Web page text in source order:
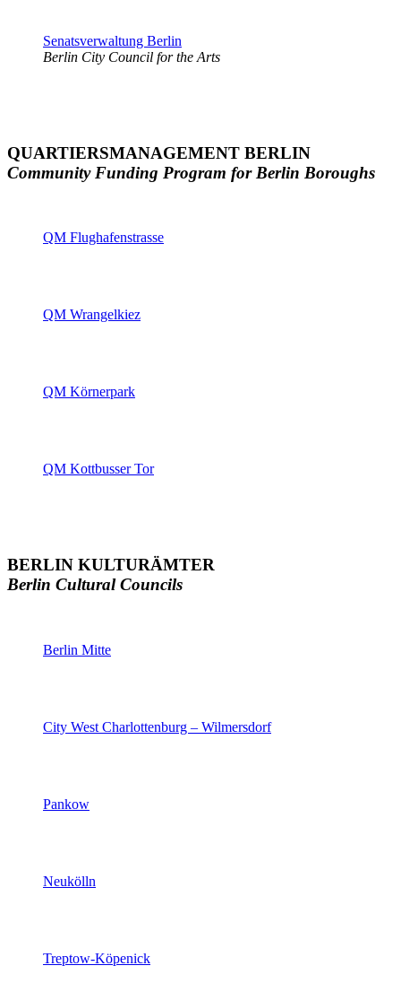
Senatsverwaltung Berlin
Berlin City Council for the Arts
QUARTIERSMANAGEMENT BERLIN
Community Funding Program for Berlin Boroughs
QM Flughafenstrasse
QM Wrangelkiez
QM Körnerpark
QM Kottbusser Tor
BERLIN KULTURÄMTER
Berlin Cultural Councils
Berlin Mitte
City West Charlottenburg – Wilmersdorf
Pankow
Neukölln
Treptow-Köpenick